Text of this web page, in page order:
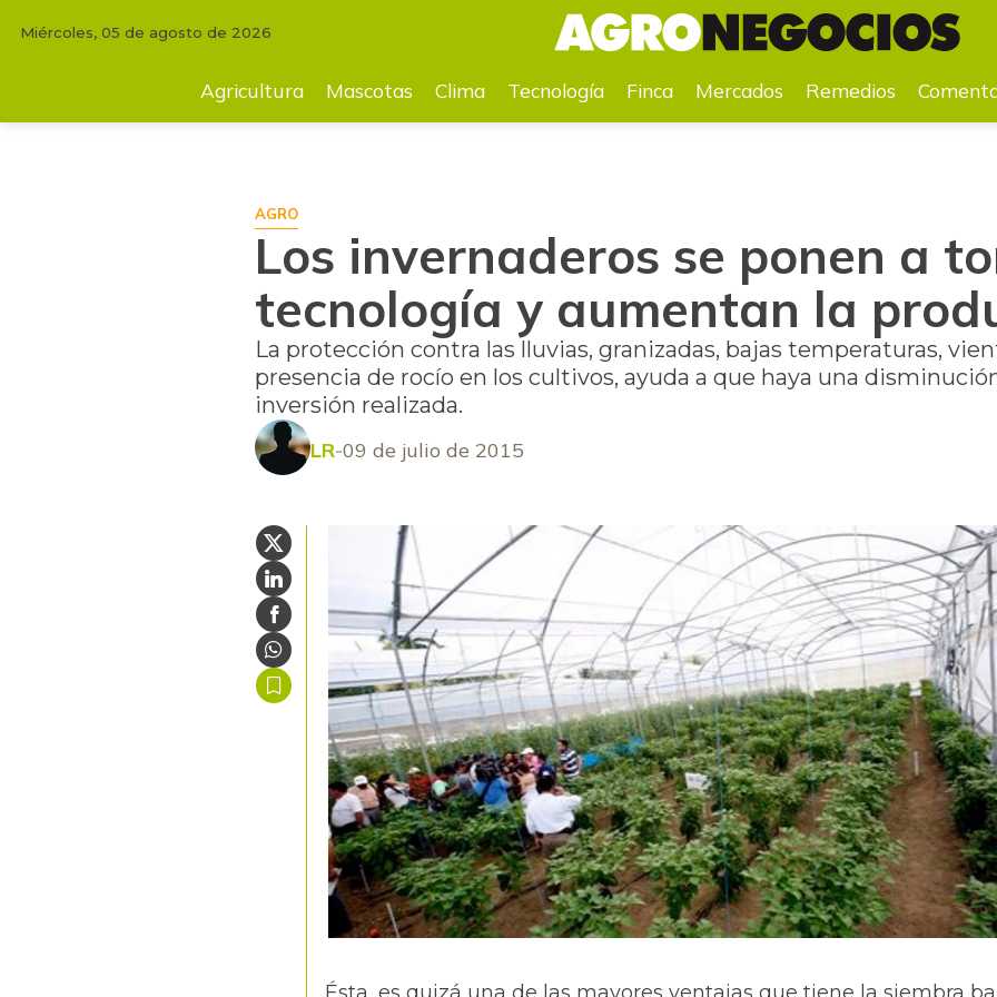
Los invernaderos se ponen a tono con la tecnología y aumentan la productividad
Miércoles, 05 de agosto de 2026
Agricultura Mascotas Clima Tecnología Finca Mercados Remedios
AGRO
Los invernaderos se ponen a
tecnología y aumentan la
La protección contra las lluvias, granizadas, bajas temperaturas,
presencia de rocío en los cultivos, ayuda a que haya una
inversión realizada.
LR 09 de julio de 2015